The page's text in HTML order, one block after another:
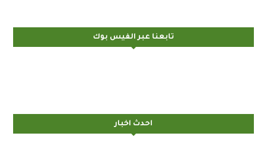
تابعنا عبر الفيس بوك
احدث اخبار